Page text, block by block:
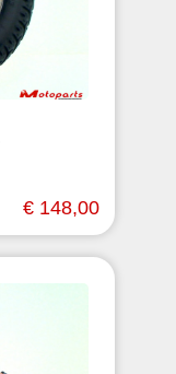
€ 148,00